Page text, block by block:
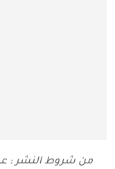
من شروط النشر :